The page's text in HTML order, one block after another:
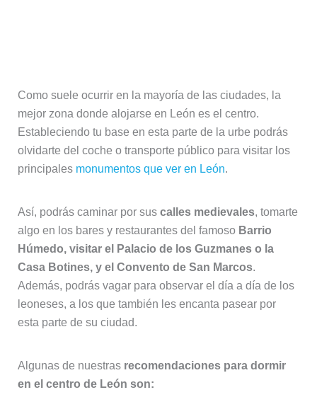
Como suele ocurrir en la mayoría de las ciudades, la
mejor zona donde alojarse en León es el centro.
Estableciendo tu base en esta parte de la urbe podrás
olvidarte del coche o transporte público para visitar los
principales monumentos que ver en León.
Así, podrás caminar por sus calles medievales, tomarte
algo en los bares y restaurantes del famoso Barrio
Húmedo, visitar el Palacio de los Guzmanes o la
Casa Botines, y el Convento de San Marcos.
Además, podrás vagar para observar el día a día de los
leoneses, a los que también les encanta pasear por
esta parte de su ciudad.
Algunas de nuestras recomendaciones para dormir
en el centro de León son: